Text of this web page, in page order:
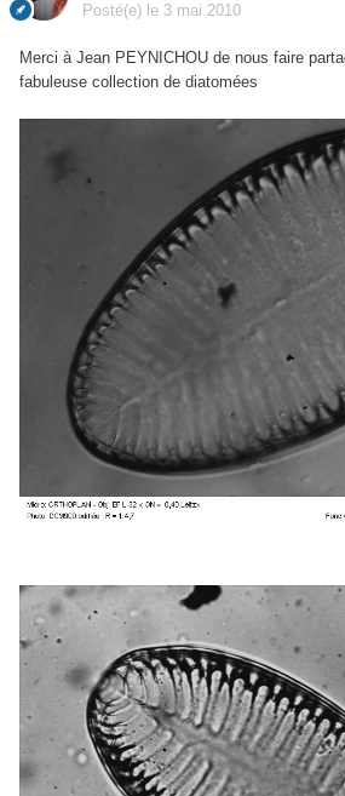
Posté(e) le 3 mai 2010
Merci à Jean PEYNICHOU de nous faire
fabuleuse collection de diatomées